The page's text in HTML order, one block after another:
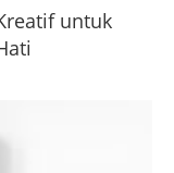
untuk